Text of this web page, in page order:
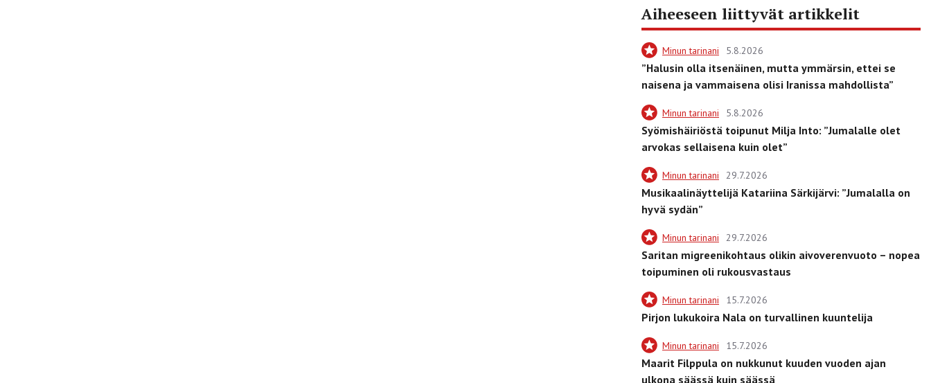
Aiheeseen liittyvät artikkelit
Minun tarinani 5.8.2026
”Halusin olla itsenäinen, mutta ymmärsin, ettei se
naisena ja vammaisena olisi Iranissa mahdollista”
Minun tarinani 5.8.2026
Syömishäiriöstä toipunut Milja Into: ”Jumalalle olet
arvokas sellaisena kuin olet”
Minun tarinani 29.7.2026
Musikaalinäyttelijä Katariina Särkijärvi: ”Jumalalla on
hyvä sydän”
Minun tarinani 29.7.2026
Saritan migreenikohtaus olikin aivoverenvuoto – nopea
toipuminen oli rukousvastaus
Minun tarinani 15.7.2026
Pirjon lukukoira Nala on turvallinen kuuntelija
Minun tarinani 15.7.2026
Maarit Filppula on nukkunut kuuden vuoden ajan
ulkona säässä kuin säässä